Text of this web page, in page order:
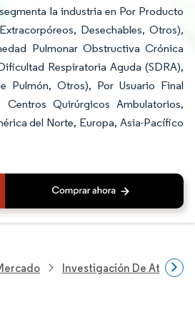
la industria en Por Producto
Desechables, Otros),
Pulmonar Obstructiva Crónica
Respiratoria Aguda (SDRA),
Pulmón, Otros), Por Usuario Final
Quirúrgicos Ambulatorios,
del Norte, Europa, Asia-Pacífico
Investigación De